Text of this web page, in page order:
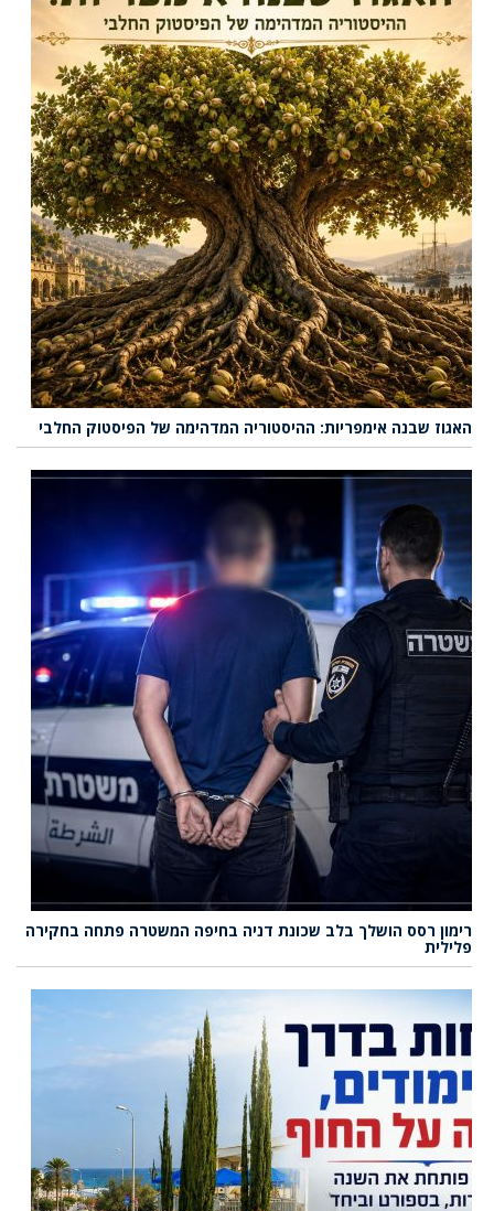
האגוז שבנה אימפריות: ההיסטוריה המדהימה של הפיסטוק החלבי
רימון רסס הושלך בלב שכונת דניה בחיפה המשטרה פתחה בחקירה
פלילית